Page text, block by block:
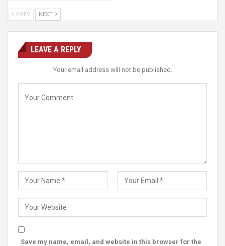
PREV NEXT
LEAVE A REPLY
Your email address will not be published.
Save my name, email, and website in this browser for the